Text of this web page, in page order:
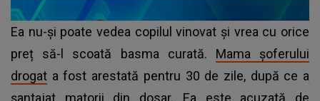
Ea nu-și poate vedea copilul vinovat și vrea cu orice
preț să-l scoată basma curată. Mama șoferului
drogat a fost arestată pentru 30 de zile, după ce a
șantajat matorii din dosar. Ea este acuzată de